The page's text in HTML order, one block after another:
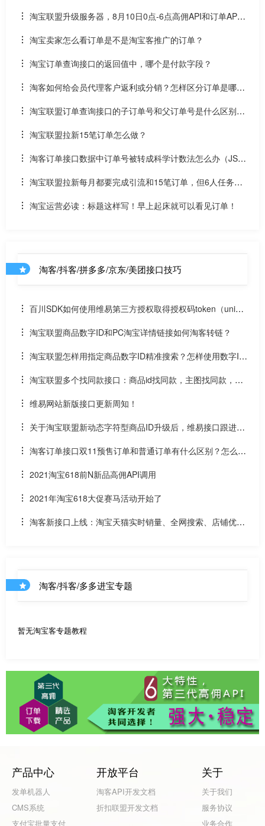
淘宝联盟升级服务器，8月10日0点-6点高佣API和订单API
调用将会有超时影响
淘宝卖家怎么看订单是不是淘宝客推广的订单？
淘宝订单查询接口的返回值中，哪个是付款字段？
淘客如何给会员代理客户返利或分销？怎样区分订单是哪个
客户下单的？如何用PID绑定订单和客户？
淘宝联盟订单查询接口的子订单号和父订单号是什么区别？
怎样区分每个订单
淘宝联盟拉新15笔订单怎么做？
淘客订单接口数据中订单号被转成科学计数法怎么办（JSO
N转数组后）？
淘宝联盟拉新每月都要完成引流和15笔订单，但6人任务可
持续到年底，不引流是否会影响高佣？
淘宝运营必读：标题这样写！早上起床就可以看见订单！
淘客/抖客/拼多多/京东/美团接口技巧
百川SDK如何使用维易第三方授权取得授权码token（uniap
p）淘宝联盟商品数字ID和PC淘宝详情链接如何淘客转链？
淘宝联盟怎样用指定商品数字ID精准搜索？怎样使用数字ID
和场景ID2转链？
淘宝联盟多个找同款接口：商品id找同款，主图找同款，SK
U找同款
维易网站新版接口更新周知！
关于淘宝联盟新动态字符型商品ID升级后，维易接口跟进情
况和API调用说明
淘客订单接口双11预售订单和普通订单有什么区别？怎么区
分是淘客双11预售订单是否已付尾款？预售中支付了定金的宝
贝该如何计算佣金
2021淘宝618前N新品高佣API调用
2021年淘宝618大促赛马活动开始了
淘客新接口上线：淘宝天猫实时销量、全网搜索、店铺优惠
淘客/抖客/多多进宝专题
暂无淘宝客专题教程
产品中心
发单机器人
CMS系统
支付宝批量支付
开放平台
淘客API开发文档
折扣联盟开发文档
关于
关于我们
服务协议
业务合作